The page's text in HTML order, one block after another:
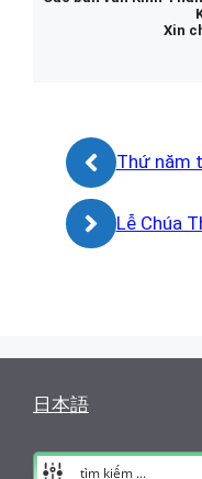
Xin
Thứ năm
Lễ Chúa
日本語